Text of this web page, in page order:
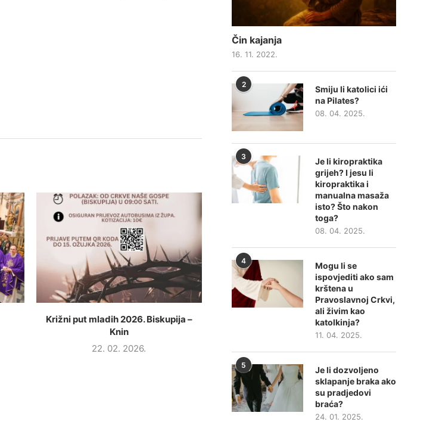
Križni put mladih 2026. Biskupija –
Knin
22. 02. 2026.
Čin kajanja
16. 11. 2022.
2
Smiju li katolici ići
na Pilates?
08. 04. 2025.
3
Je li kiropraktika
grijeh? I jesu li
kiropraktika i
manualna masaža
isto? Što nakon
toga?
08. 04. 2025.
4
Mogu li se
ispovjediti ako sam
krštena u
Pravoslavnoj Crkvi,
ali živim kao
katolkinja?
11. 04. 2025.
5
Je li dozvoljeno
sklapanje braka ako
su pradjedovi
braća?
24. 01. 2025.